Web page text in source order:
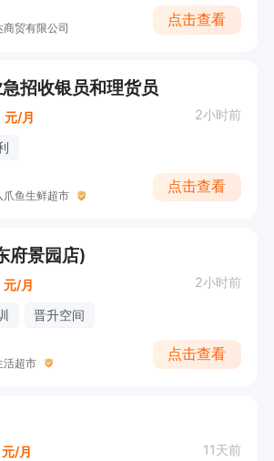
贸有限公司
点击查看
招收银员和理货员
元/月 2小时前
爪鱼生鲜超市
点击查看
府景园店)
元/月 2小时前
晋升空间
活超市
点击查看
元/月 11天前